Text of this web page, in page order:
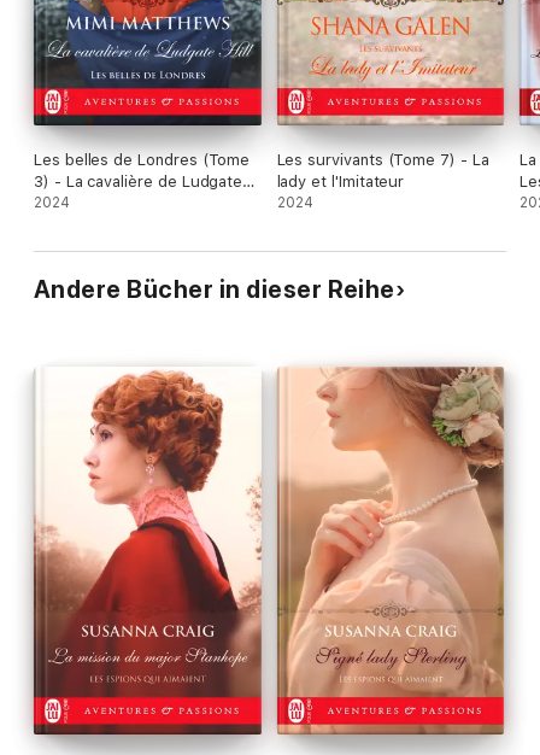
Les belles de Londres (Tome
3) - La cavalière de Ludgate
Hill
2024
Les survivants (Tome 7) - La
lady et l'Imitateur
2024
Andere Bücher in dieser Reihe